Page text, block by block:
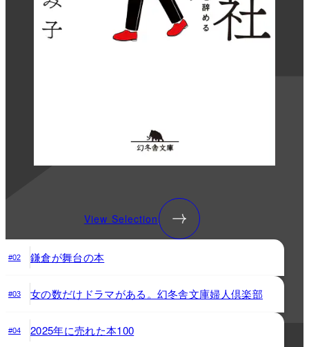
View Selection
#02 鎌倉が舞台の本
#03 女の数だけドラマがある。幻冬舎文庫婦人倶楽部
#04 2025年に売れた本100